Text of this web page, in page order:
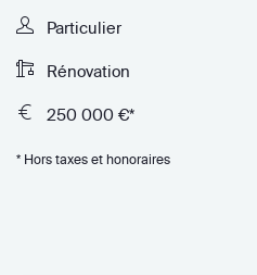
Particulier
Rénovation
250 000 €*
* Hors taxes et honoraires